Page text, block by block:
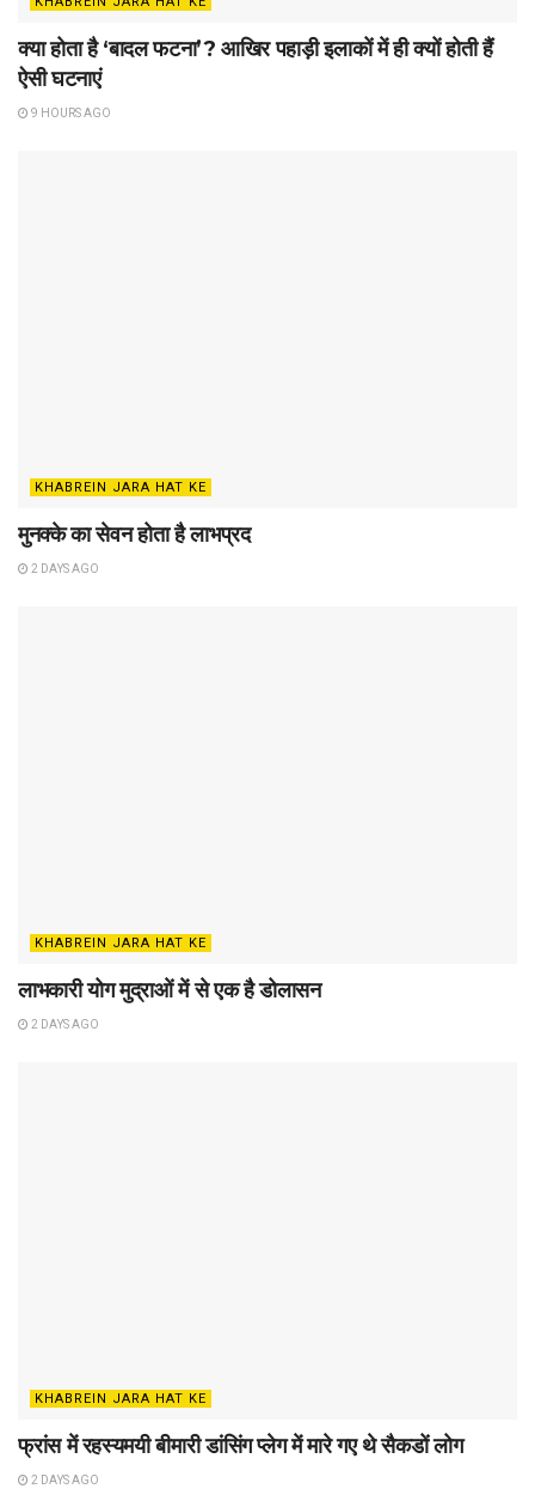
क्या होता है ‘बादल फटना’? आखिर पहाड़ी इलाकों में ही क्यों होती हैं
ऐसी घटनाएं
9 HOURS AGO
KHABREIN JARA HAT KE
मुनक्के का सेवन होता है लाभप्रद
2 DAYS AGO
KHABREIN JARA HAT KE
लाभकारी योग मुद्राओं में से एक है डोलासन
2 DAYS AGO
KHABREIN JARA HAT KE
फ्रांस में रहस्यमयी बीमारी डांसिंग प्लेग में मारे गए थे सैकडों लोग
2 DAYS AGO